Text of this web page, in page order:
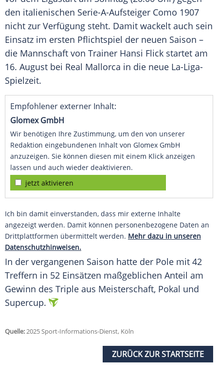
den italienischen Serie-A-Aufsteiger Como 1907
nicht zur Verfügung steht. Damit wackelt auch sein
Einsatz im ersten Pflichtspiel der neuen Saison –
die Mannschaft von Trainer Hansi Flick startet am
16. August bei Real Mallorca in die neue La-Liga-
Spielzeit.
Empfohlener externer Inhalt:
Glomex GmbH
Wir benötigen Ihre Zustimmung, um den von unserer
Redaktion eingebundenen Inhalt von Glomex GmbH
anzuzeigen. Sie können diesen mit einem Klick anzeigen
lassen und auch wieder deaktivieren.
jetzt aktivieren
Ich bin damit einverstanden, dass mir externe Inhalte
angezeigt werden. Damit können personenbezogene Daten an
Drittplattformen übermittelt werden. Mehr dazu in unseren
Datenschutzhinweisen.
In der vergangenen Saison hatte der Pole mit 42
Treffern in 52 Einsätzen maßgeblichen Anteil am
Gewinn des Triple aus Meisterschaft, Pokal und
Supercup.
Quelle:2025 Sport-Informations-Dienst, Köln
ZURÜCK ZUR STARTSEITE